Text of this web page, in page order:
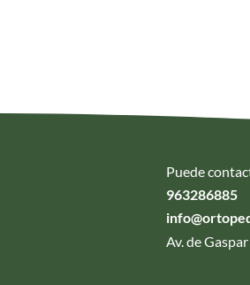
Puede
963286885
Av. de